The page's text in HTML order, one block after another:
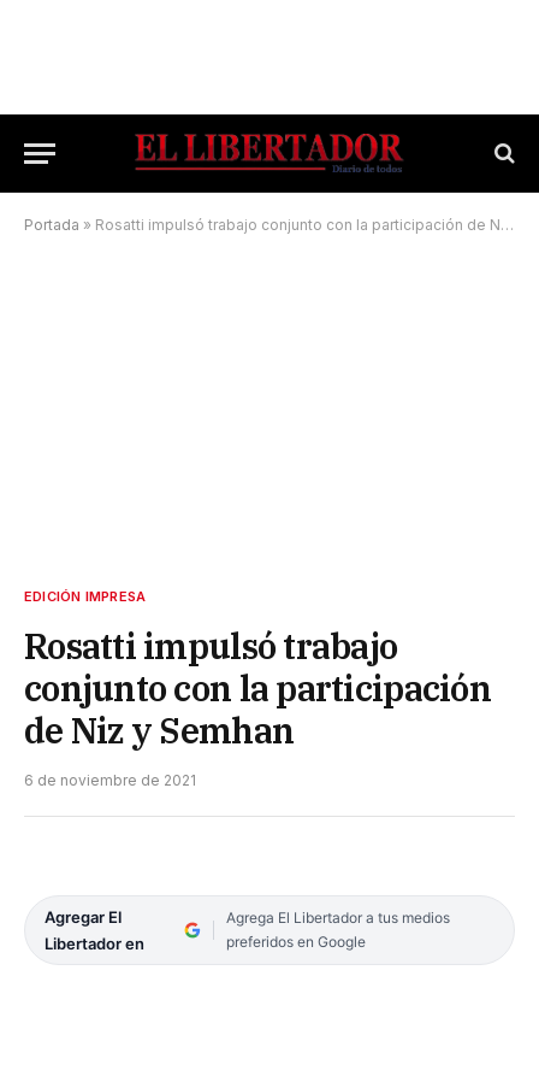
Portada » Rosatti impulsó trabajo conjunto con la participación de Niz y Semhan
EDICIÓN IMPRESA
Rosatti impulsó trabajo
conjunto con la participación
de Niz y Semhan
6 de noviembre de 2021
Agregar El
Libertador en
Agrega El Libertador a tus medios
preferidos en Google